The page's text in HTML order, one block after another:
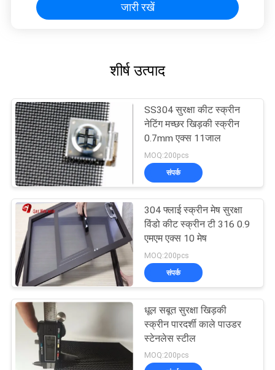
जारी रखें
शीर्ष उत्पाद
SS304 सुरक्षा कीट स्क्रीन
नेटिंग मच्छर खिड़की स्क्रीन
0.7mm एक्स 11जाल
MOQ:200pcs
संपर्क
304 फ्लाई स्क्रीन मेष सुरक्षा
विंडो कीट स्क्रीन टी 316 0.9
एमएम एक्स 10 मेष
MOQ:200pcs
संपर्क
धूल सबूत सुरक्षा खिड़की
स्क्रीन पारदर्शी काले पाउडर
स्टेनलेस स्टील
MOQ:200pcs